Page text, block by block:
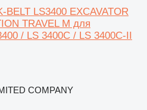
BELT LS3400 EXCAVATOR
TRAVEL M для
/ LS 3400C / LS 3400C-II
COMPANY